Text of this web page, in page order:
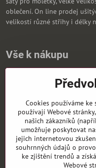
oblečení. On line prodej
velikostí různé střihy i délky
Vše k nákupu
Zasíláme i na Slovensko
Cookies používáme
používají Webové
našich zákazníků
umožňuje poskytovat
jejich internetovou
souhrnných údajů o
ke zjištění trendů a
Webové